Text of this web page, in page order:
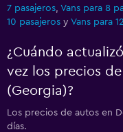
7 pasajeros Vans para 8
10 pasajeros y Vans para
¿Cuándo
vez los precios
(Georgia)?
Los precios de autos en
días.